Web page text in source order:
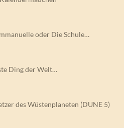
oder Die Schule…
Ding der Welt…
des Wüstenplaneten (DUNE 5)